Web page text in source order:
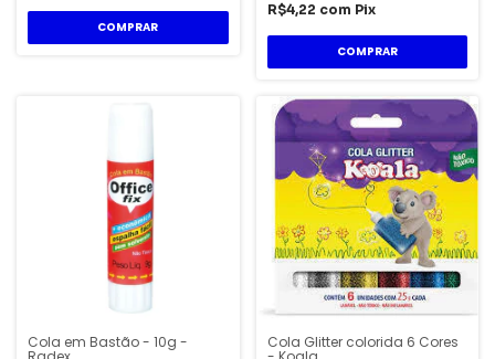
R$4,22 com Pix
Cola em Bastão - 10g - Cola Glitter colorida 6 Cores